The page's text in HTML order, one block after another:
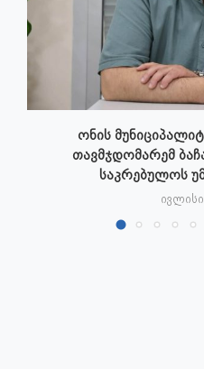
ონის
თავმჯდომარემ
საკრებულოს
ივლისი